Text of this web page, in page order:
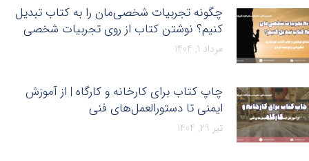
چگونه تجربیات شخصی‌مان را به کتاب تبدیل
کنیم؟ نوشتن کتاب از روی تجربیات شخصی
مرداد 1, 1404
چاپ کتاب برای کارخانه و کارگاه | از آموزش
ایمنی تا دستورالعمل‌های فنی
تیر 29, 1404